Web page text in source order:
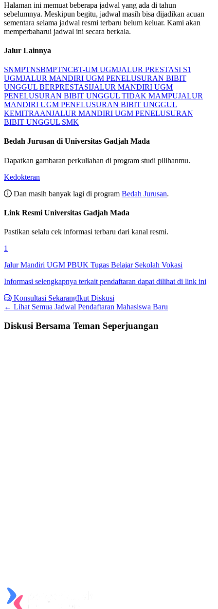
Halaman ini memuat beberapa jadwal yang ada di tahun
sebelumnya. Meskipun begitu, jadwal masih bisa dijadikan acuan
sementara selama jadwal resmi terbaru belum keluar. Kami akan
memperbaharui jadwal ini secara berkala.
Jalur Lainnya
SNMPTNSBMPTNCBT-UM UGMJALUR PRESTASI S1
UGMJALUR MANDIRI UGM PENELUSURAN BIBIT
UNGGUL BERPRESTASIJALUR MANDIRI UGM
PENELUSURAN BIBIT UNGGUL TIDAK MAMPUJALUR
MANDIRI UGM PENELUSURAN BIBIT UNGGUL
KEMITRAANJALUR MANDIRI UGM PENELUSURAN
BIBIT UNGGUL SMK
Bedah Jurusan diUniversitas Gadjah Mada
Dapatkan gambaran perkuliahan di program studi pilihanmu.
Kedokteran
Dan masih banyak lagi di program Bedah Jurusan.
Link Resmi Universitas Gadjah Mada
Pastikan selalu cek informasi terbaru dari kanal resmi.
1
Jalur Mandiri UGM PBUK Tugas Belajar Sekolah Vokasi
Informasi selengkapnya terkait pendaftaran dapat dilihat di link ini
Konsultasi SekarangIkut Diskusi
← Lihat Semua Jadwal Pendaftaran Mahasiswa Baru
Diskusi Bersama Teman Seperjuangan